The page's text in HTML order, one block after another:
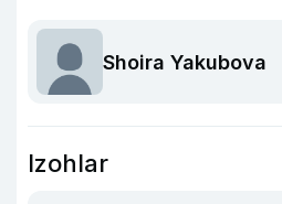
Shoira Yakubova
Izohlar